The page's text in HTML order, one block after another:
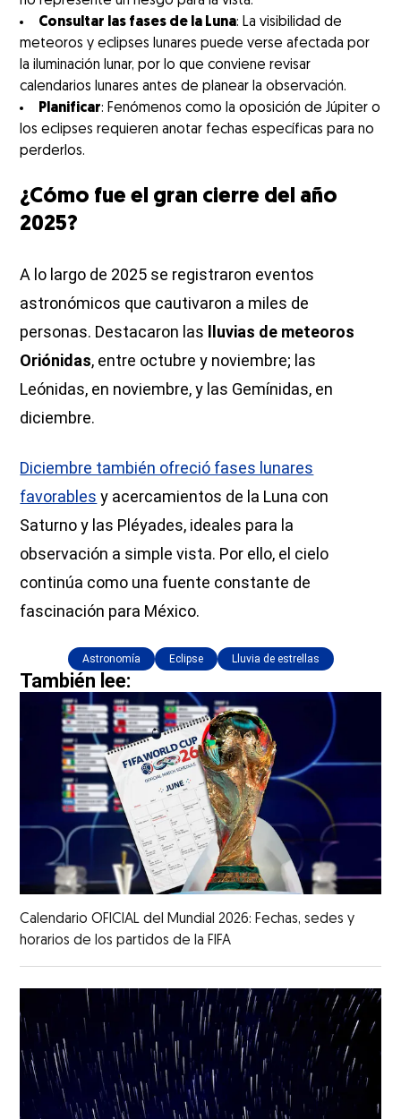
Consultar las fases de la Luna: La visibilidad de
meteoros y eclipses lunares puede verse afectada por
la iluminación lunar, por lo que conviene revisar
calendarios lunares antes de planear la observación.
Planificar: Fenómenos como la oposición de Júpiter o
los eclipses requieren anotar fechas específicas para no
perderlos.
¿Cómo fue el gran cierre del año
2025?
A lo largo de 2025 se registraron eventos
astronómicos que cautivaron a miles de
personas. Destacaron las lluvias de meteoros
Oriónidas, entre octubre y noviembre; las
Leónidas, en noviembre, y las Gemínidas, en
diciembre.
Diciembre también ofreció fases lunares
favorables y acercamientos de la Luna con
Saturno y las Pléyades, ideales para la
observación a simple vista. Por ello, el cielo
continúa como una fuente constante de
fascinación para México.
Astronomía Eclipse Lluvia de estrellas
También lee:
Calendario OFICIAL del Mundial 2026: Fechas, sedes y
horarios de los partidos de la FIFA